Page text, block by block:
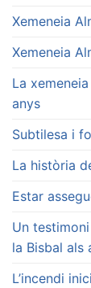
Xemeneia
Xemeneia
La
anys
Subtilesa i
La història
Estar
Un
la Bisbal als
L’incendi